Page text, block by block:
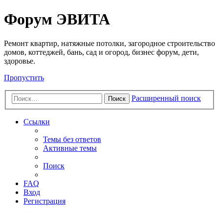
Регистрация
Форум ЭВИТА
Ремонт квартир, натяжные потолки, загородное строительство
домов, коттеджей, бань, сад и огород, бизнес форум, дети,
здоровье.
Пропустить
Поиск Расширенный поиск
Ссылки
Темы без ответов
Активные темы
Поиск
FAQ
Вход
Регистрация